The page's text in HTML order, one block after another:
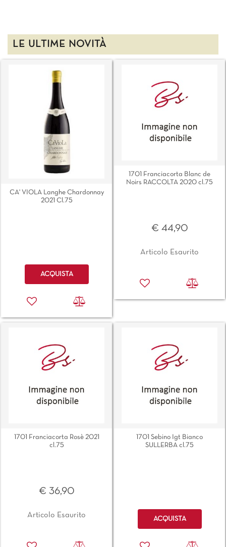
LE ULTIME NOVITÀ
CA' VIOLA Langhe Chardonnay
2021 Cl.75
Quantità
ACQUISTA
1701 Franciacorta Blanc de
Noirs RACCOLTA 2020 cl.75
€ 44,90
Articolo Esaurito
1701 Franciacorta Rosè 2021
cl.75
€ 36,90
Articolo Esaurito
1701 Sebino Igt Bianco
SULLERBA cl.75
Quantità
ACQUISTA